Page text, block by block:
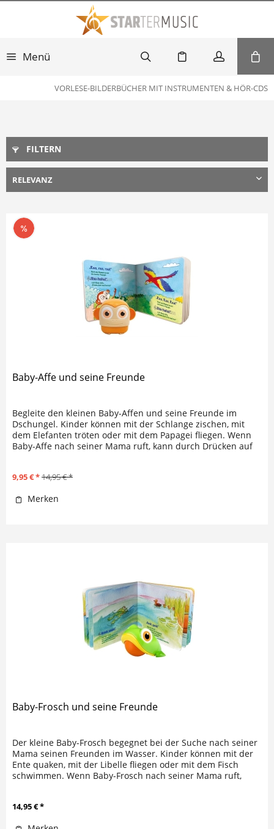
Menü
VORLESE-BILDERBÜCHER MIT INSTRUMENTEN & HÖR-CDS
FILTERN
Baby-Affe und seine Freunde
Begleite den kleinen Baby-Affen und seine Freunde im
Dschungel. Kinder können mit der Schlange zischen, mit
dem Elefanten tröten oder mit dem Papagei fliegen. Wenn
Baby-Affe nach seiner Mama ruft, kann durch Drücken auf
9,95 € *14,95 € *
Merken
Baby-Frosch und seine Freunde
Der kleine Baby-Frosch begegnet bei der Suche nach seiner
Mama seinen Freunden im Wasser. Kinder können mit der
Ente quaken, mit der Libelle fliegen oder mit dem Fisch
schwimmen. Wenn Baby-Frosch nach seiner Mama ruft,
14,95 € *